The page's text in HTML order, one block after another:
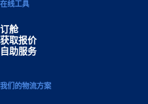
在线工具
订舱
获取报价
自助服务
我们的物流方案